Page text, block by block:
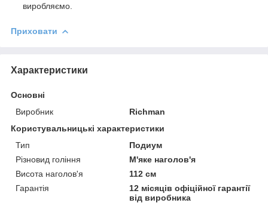
виробляємо.
Приховати
Характеристики
Основні
Виробник
Richman
Користувальницькі характеристики
Тип
Подиум
Різновид гоління
М'яке наголов'я
Висота наголов'я
112 см
Гарантія
12 місяців офіційної гарантії
від виробника